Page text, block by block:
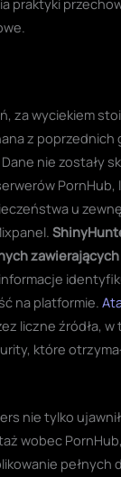
za wyciekiem
z poprzednich
Dane nie zostały
PornHub,
u
na platformie.
liczne źródła,
które
nie tylko
wobec
pełnych